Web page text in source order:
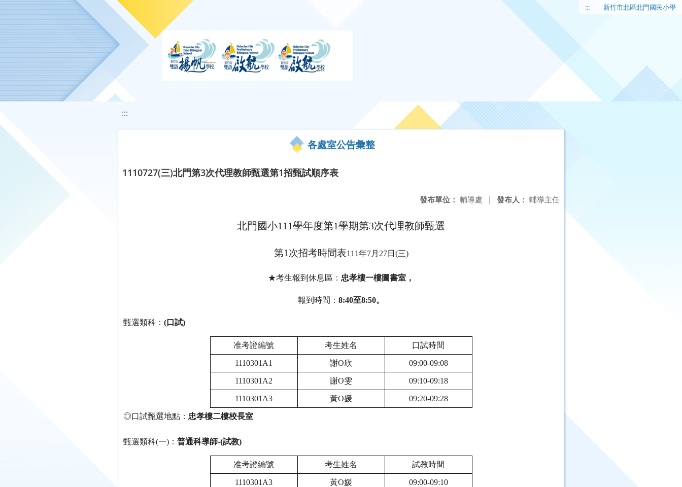
移至網頁之主要內容區位置 ::: 新竹市北區北門國民小學
:::
各處室公告彙整
1110727(三)北門第3次代理教師甄選第1招甄試順序表
發布人： 輔導主任
發布單位： 輔導處 |
北門國小111學年度第1學期第3次代理教師甄選
第1次招考時間表111年7月27日(三)
★考生報到休息區： 忠孝樓一樓圖書室，
報到時間： 8:40至8:50。
甄選類科： (口試)
准考證編號 考生姓名 口試時間
1110301A1 謝O欣 09:00-09:08
1110301A2 謝O雯 09:10-09:18
1110301A3 黃O媛 09:20-09:28
◎口試甄選地點： 忠孝樓二樓校長室
甄選類科(一)： 普通科導師-(試教)
准考證編號 考生姓名 試教時間
1110301A3 黃O媛 09:00-09:10